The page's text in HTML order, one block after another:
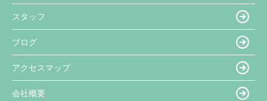
スタッフ
ブログ
アクセスマップ
会社概要